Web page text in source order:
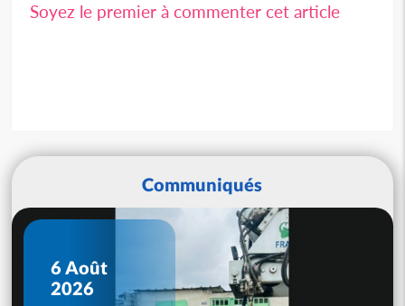
Soyez le premier à commenter cet article
Communiqués
6 Août
2026